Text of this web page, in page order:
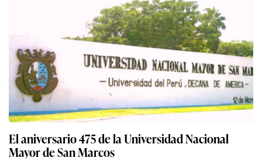
El aniversario 475 de la Universidad Nacional
Mayor de San Marcos